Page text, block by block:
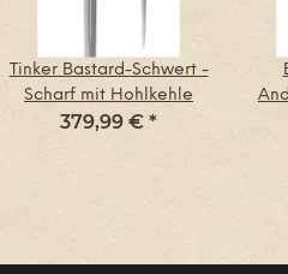
Tinker Bastard-Schwert -
Scharf mit Hohlkehle
379,99 € *